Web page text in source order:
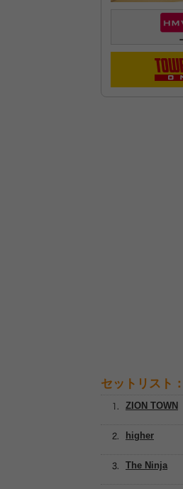
セットリスト：
higher
The Ninja
ZION TOWN